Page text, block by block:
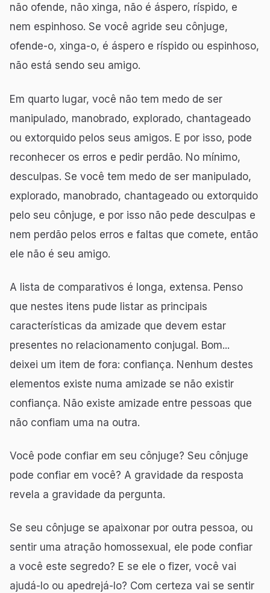
não ofende, não xinga, não é áspero, ríspido, e
nem espinhoso. Se você agride seu cônjuge,
ofende-o, xinga-o, é áspero e ríspido ou espinhoso,
não está sendo seu amigo.
Em quarto lugar, você não tem medo de ser
manipulado, manobrado, explorado, chantageado
ou extorquido pelos seus amigos. E por isso, pode
reconhecer os erros e pedir perdão. No mínimo,
desculpas. Se você tem medo de ser manipulado,
explorado, manobrado, chantageado ou extorquido
pelo seu cônjuge, e por isso não pede desculpas e
nem perdão pelos erros e faltas que comete, então
ele não é seu amigo.
A lista de comparativos é longa, extensa. Penso
que nestes itens pude listar as principais
características da amizade que devem estar
presentes no relacionamento conjugal. Bom...
deixei um item de fora: confiança. Nenhum destes
elementos existe numa amizade se não existir
confiança. Não existe amizade entre pessoas que
não confiam uma na outra.
Você pode confiar em seu cônjuge? Seu cônjuge
pode confiar em você? A gravidade da resposta
revela a gravidade da pergunta.
Se seu cônjuge se apaixonar por outra pessoa, ou
sentir uma atração homossexual, ele pode confiar
a você este segredo? E se ele o fizer, você vai
ajudá-lo ou apedrejá-lo? Com certeza vai se sentir